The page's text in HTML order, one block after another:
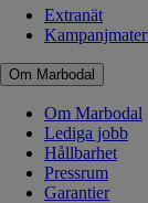
Extranät
Om Marbodal
Om Marbodal
Lediga jobb
Hållbarhet
Pressrum
Garantier